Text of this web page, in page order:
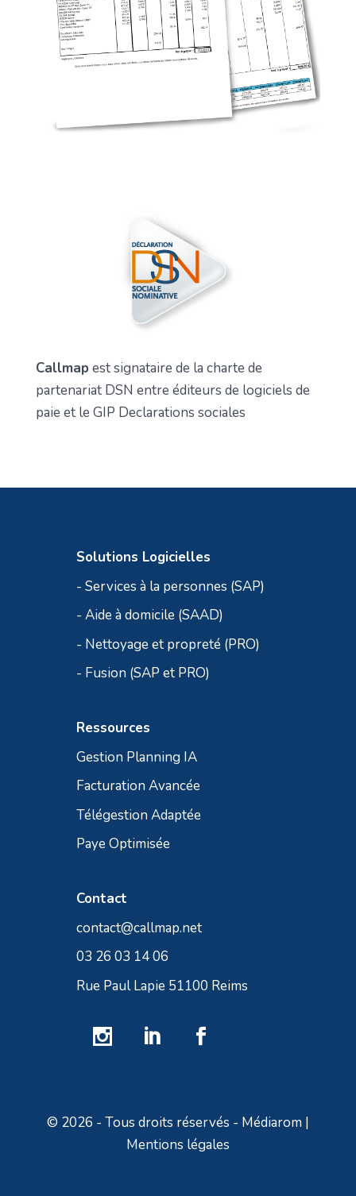
Callmap est signataire de la charte de
partenariat DSN entre éditeurs de logiciels de
paie et le GIP Declarations sociales
Solutions Logicielles
- Services à la personnes (SAP)
- Aide à domicile (SAAD)
- Nettoyage et propreté (PRO)
- Fusion (SAP et PRO)
Ressources
Gestion Planning IA
Facturation Avancée
Télégestion Adaptée
Paye Optimisée
Contact
contact@callmap.net
03 26 03 14 06
Rue Paul Lapie 51100 Reims
© 2026 - Tous droits réservés - Médiarom |
Mentions légales